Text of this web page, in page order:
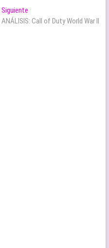
Siguiente
siguiente:
ANÁLISIS: Call of Duty World War II